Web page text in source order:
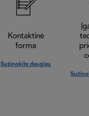
Kontaktinė
forma
Sužinokite daugiau